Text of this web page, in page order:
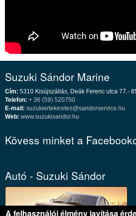
Suzuki Sándor Marine
Cím: 5310 Kisújszállás, Deák Ferenc utca 77.-
Telefon: + 36 (59) 520750
E-mail: suzukiertekesites@sandorservice.hu
Web: www.suzukisandor.hu
Kövess minket a
Autó - Suzuki Sándor
A felhasználói élmény javítása